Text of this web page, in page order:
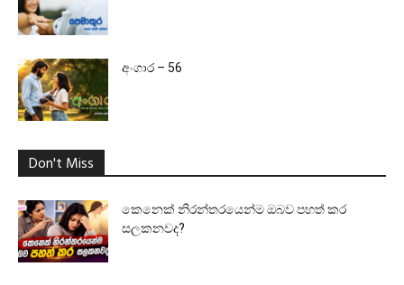
අංගාර – 56
Don't Miss
කෙනෙක් නිරන්තරයෙන්ම ඔබව පහත් කර
සලකනවද?